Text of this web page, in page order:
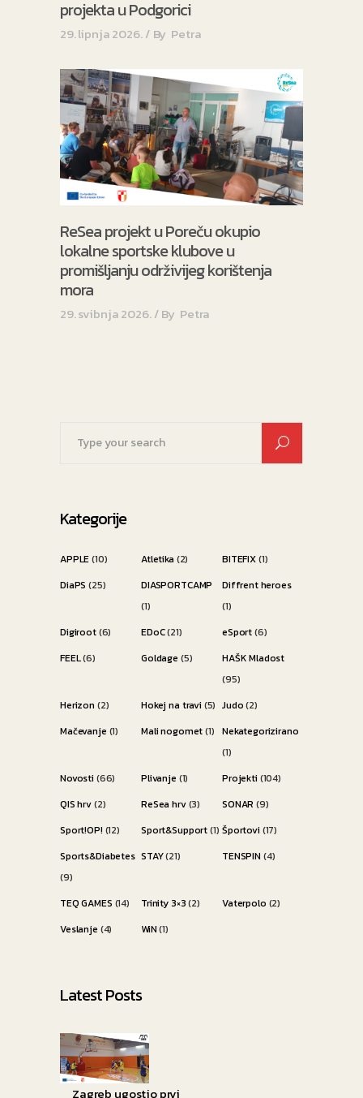
projekta u Podgorici
29. lipnja 2026. By Petra
ReSea projekt u Poreču okupio
lokalne sportske klubove u
promišljanju održivijeg korištenja
mora
29. svibnja 2026. By Petra
Kategorije
APPLE(10) Atletika (2) BITEFIX(1)
DiaPS (25)
DIASPORTCAMP
(1)
Diffrent heroes
(1)
Digiroot(6) EDoC(21) eSport(6)
FEEL(6) Goldage (5)
HAŠK Mladost
(95)
Herizon (2) Hokej na travi (5) Judo(2)
Mačevanje (1) Mali nogomet(1) Nekategorizirano
(1)
Novosti (66) Plivanje (1) Projekti (104)
QIS hrv(2) ReSea hrv(3) SONAR (9)
Sport!OP! (12) Sport&Support(1) Športovi (17)
Sports&Diabetes
(9)
STAY(21) TENSPIN (4)
TEQ GAMES (14) Trinity 3×3(2) Vaterpolo (2)
Veslanje (4) WiN(1)
Latest Posts
Zagreb ugostio prvi